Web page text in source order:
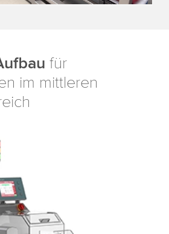
für
im mittleren